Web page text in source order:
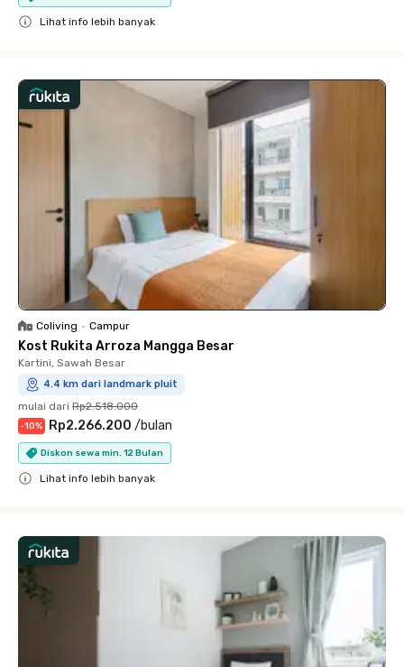
Lihat info lebih banyak
Coliving • Campur
Kost Rukita Arroza Mangga Besar
Kartini, Sawah Besar
4.4 km dari landmark pluit
mulai dari Rp2.518.000
-10% Rp2.266.200 /bulan
Diskon sewa min. 12 Bulan
Lihat info lebih banyak